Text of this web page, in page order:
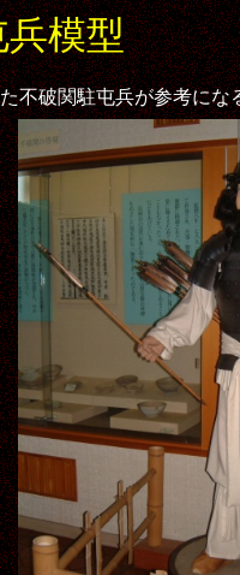
模型
不破関駐屯兵が参考にな